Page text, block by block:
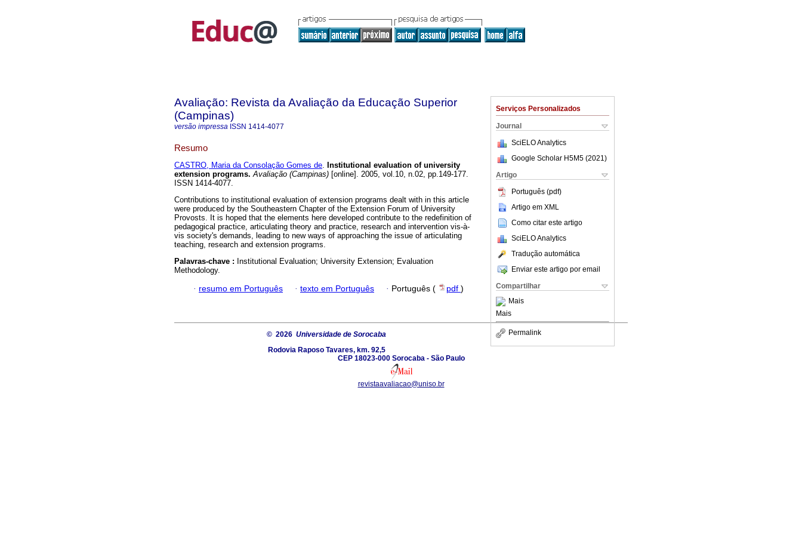
Serviços Personalizados
Journal
SciELO Analytics
Google Scholar H5M5 (2021 )
Artigo
Português (pdf)
Artigo em XML
Como citar este artigo
SciELO Analytics
Tradução automática
Enviar este artigo por email
Compartilhar
Mais
Mais
Permalink
Avaliação: Revista da Avaliação da Educação Superior
(Campinas)
versão impressa ISSN 1414-4077
Resumo
CASTRO, Maria da Consolação Gomes de. Institutional evaluation of university
extension programs. Avaliação (Campinas) [online]. 2005, vol.10, n.02, pp.149-177.
ISSN 1414-4077.
Contributions to institutional evaluation of extension programs dealt with in this article
were produced by the Southeastern Chapter of the Extension Forum of University
Provosts. It is hoped that the elements here developed contribute to the redefinition of
pedagogical practice, articulating theory and practice, research and intervention vis-à-
vis society's demands, leading to new ways of approaching the issue of articulating
teaching, research and extension programs.
Palavras-chave : Institutional Evaluation; University Extension; Evaluation
Methodology.
· resumo em Português · texto em Português · Português ( pdf )
© 2026 Universidade de Sorocaba
Rodovia Raposo Tavares, km. 92,5
CEP 18023-000 Sorocaba - São Paulo
revistaavaliacao@uniso.br